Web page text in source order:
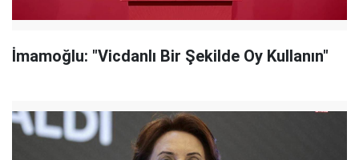
İmamoğlu: "Vicdanlı Bir Şekilde Oy Kullanın"